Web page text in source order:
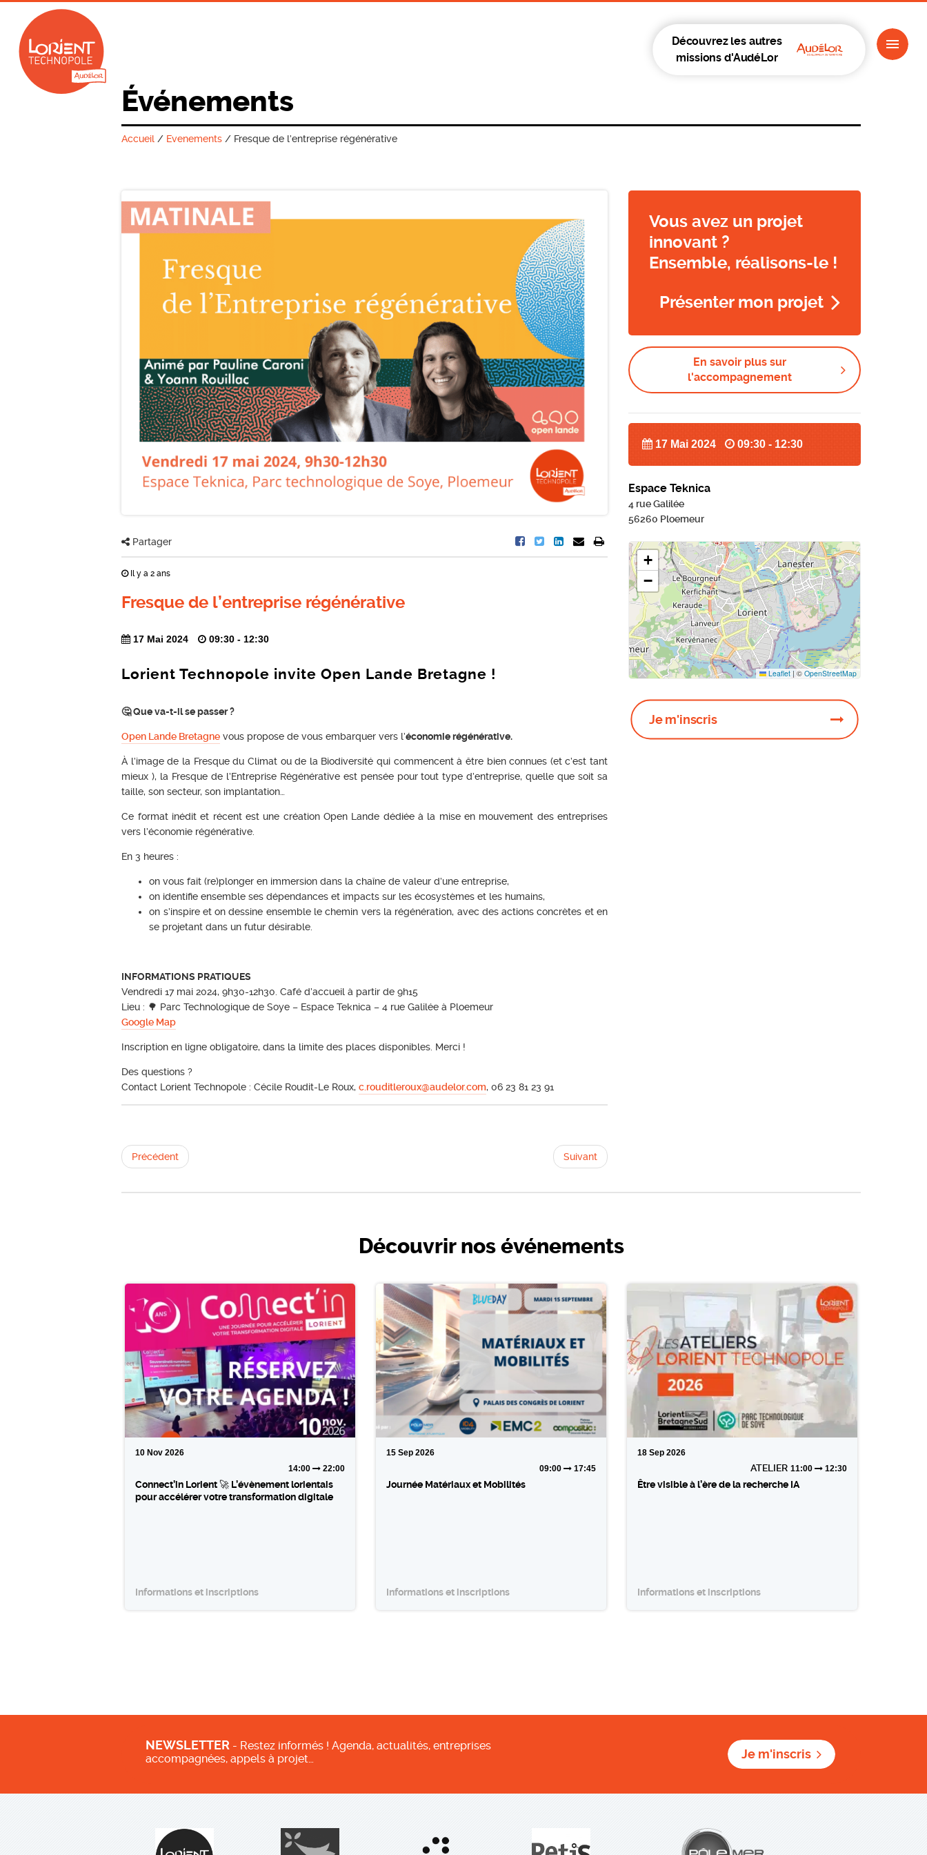
Découvrez les autres
missions d'AudéLor
Événements
Accueil / Evenements / Fresque de l’entreprise régénérative
Partager
Il y a 2 ans
Fresque de l’entreprise régénérative
17 Mai 2024 09:30 - 12:30
Lorient Technopole invite Open Lande Bretagne !
🤔 Que va-t-il se passer ?
Open Lande Bretagne vous propose de vous embarquer vers l’économie régénérative.
À l’image de la Fresque du Climat ou de la Biodiversité qui commencent à être bien connues (et c’est tant
mieux ), la Fresque de l’Entreprise Régénérative est pensée pour tout type d’entreprise, quelle que soit sa
taille, son secteur, son implantation…
Ce format inédit et récent est une création Open Lande dédiée à la mise en mouvement des entreprises
vers l’économie régénérative.
En 3 heures :
on vous fait (re)plonger en immersion dans la chaîne de valeur d’une entreprise,
on identifie ensemble ses dépendances et impacts sur les écosystèmes et les humains,
on s’inspire et on dessine ensemble le chemin vers la régénération, avec des actions concrètes et en
se projetant dans un futur désirable.
INFORMATIONS PRATIQUES
Vendredi 17 mai 2024, 9h30-12h30. Café d’accueil à partir de 9h15
Lieu : 🌳 Parc Technologique de Soye – Espace Teknica – 4 rue Galilée à Ploemeur
Google Map
Inscription en ligne obligatoire, dans la limite des places disponibles. Merci !
Des questions ?
Contact Lorient Technopole : Cécile Roudit-Le Roux,c.rouditleroux@audelor.com, 06 23 81 23 91
Précédent Suivant
Vous avez un projet
innovant ?
Ensemble, réalisons-le !
Présenter mon projet
En savoir plus sur
l'accompagnement
17 Mai 2024 09:30 - 12:30
Espace Teknica
4 rue Galilée
56260 Ploemeur
+
−
Leaflet | ©OpenStreetMap
Je m'inscris
Découvrir nos événements
10 Nov 2026
14:00
22:00
Connect’in Lorient 🚀 L’évènement lorientais
pour accélérer votre transformation digitale
Informations et inscriptions
15 Sep 2026
09:00
17:45
Journée Matériaux et Mobilités
Informations et inscriptions
18 Sep 2026
ATELIER 11:00 12:30
Être visible à l’ère de la recherche IA
Informations et inscriptions
NEWSLETTER - Restez informés ! Agenda, actualités, entreprises
accompagnées, appels à projet…
Je m'inscris